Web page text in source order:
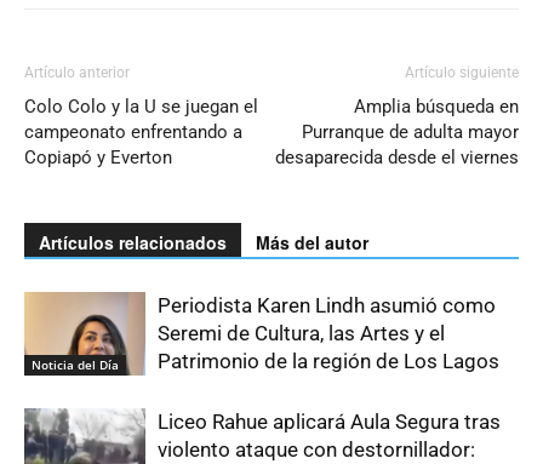
Artículo anterior
Colo Colo y la U se juegan el
campeonato enfrentando a
Copiapó y Everton
Artículo siguiente
Amplia búsqueda en
Purranque de adulta mayor
desaparecida desde el viernes
Artículos relacionados Más del autor
Noticia del Día
Periodista Karen Lindh asumió como
Seremi de Cultura, las Artes y el
Patrimonio de la región de Los Lagos
Liceo Rahue aplicará Aula Segura tras
violento ataque con destornillador: